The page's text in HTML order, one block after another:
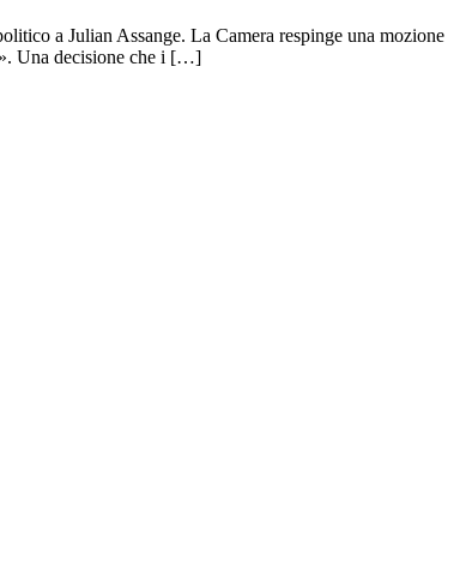
a Julian Assange. La Camera respinge una mozione
Una decisione che i […]